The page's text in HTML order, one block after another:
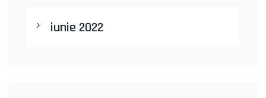
iunie 2022